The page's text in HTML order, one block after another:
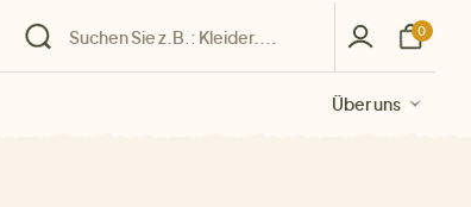
Über uns
Über uns
Über uns
Über uns
Über uns
0